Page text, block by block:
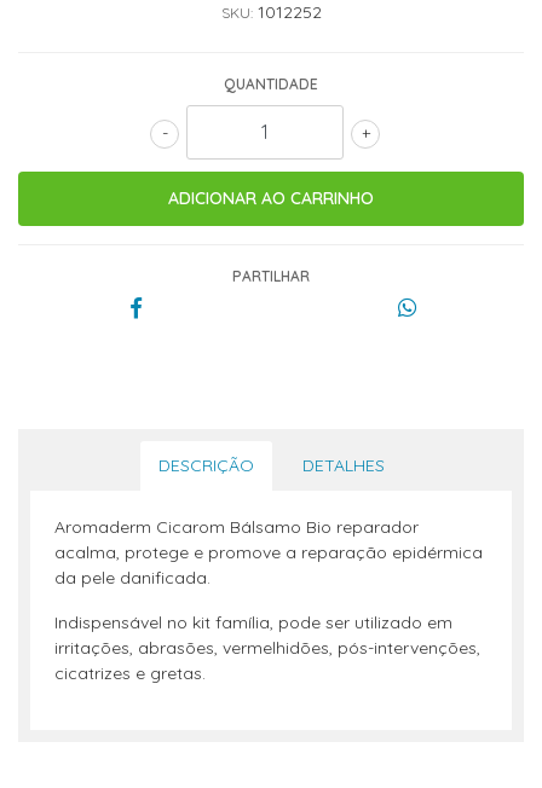
SKU: 1012252
QUANTIDADE
+
-
PARTILHAR
DESCRIÇÃO DETALHES
Aromaderm Cicarom Bálsamo Bio reparador
acalma, protege e promove a reparação epidérmica
da pele danificada.
Indispensável no kit família, pode ser utilizado em
irritações, abrasões, vermelhidões, pós-intervenções,
cicatrizes e gretas.